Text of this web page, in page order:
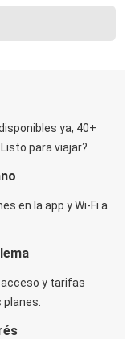
ya, 40+
para viajar?
en la app y Wi-Fi a
y tarifas